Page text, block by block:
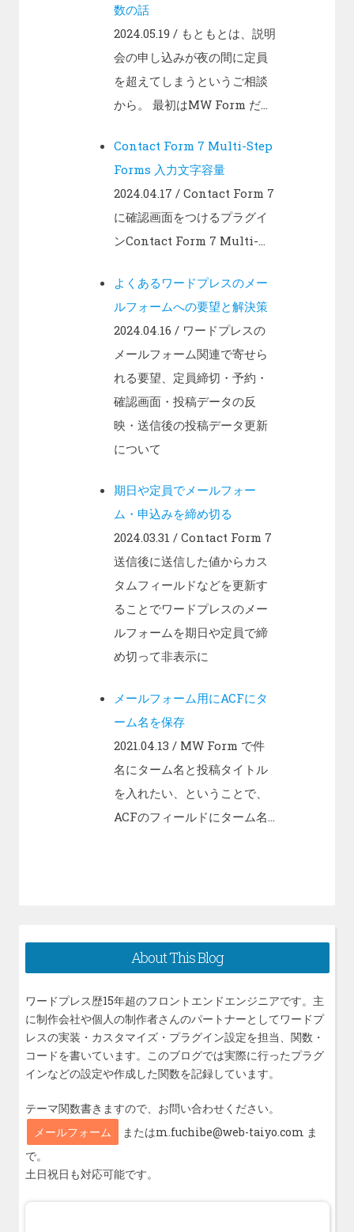
数の話
2024.05.19 / もともとは、説明
会の申し込みが夜の間に定員
を超えてしまうというご相談
から。 最初はMW Form だ...
Contact Form 7 Multi-Step
Forms 入力文字容量
2024.04.17 / Contact Form 7
に確認画面をつけるプラグイ
ンContact Form 7 Multi-...
よくあるワードプレスのメー
ルフォームへの要望と解決策
2024.04.16 / ワードプレスの
メールフォーム関連で寄せら
れる要望、定員締切・予約・
確認画面・投稿データの反
映・送信後の投稿データ更新
について
期日や定員でメールフォー
ム・申込みを締め切る
2024.03.31 / Contact Form 7
送信後に送信した値からカス
タムフィールドなどを更新す
ることでワードプレスのメー
ルフォームを期日や定員で締
め切って非表示に
メールフォーム用にACFにタ
ーム名を保存
2021.04.13 / MW Form で件
名にターム名と投稿タイトル
を入れたい、ということで、
ACFのフィールドにターム名...
About This Blog
ワードプレス歴15年超のフロントエンドエンジニアです。主
に制作会社や個人の制作者さんのパートナーとしてワードプ
レスの実装・カスタマイズ・プラグイン設定を担当、関数・
コードを書いています。このブログでは実際に行ったプラグ
インなどの設定や作成した関数を記録しています。
テーマ関数書きますので、お問い合わせください。
メールフォーム
またはm.fuchibe@web-taiyo.com ま
で。
土日祝日も対応可能です。